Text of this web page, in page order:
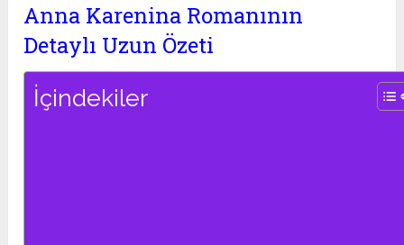
Anna Karenina Romanının
Detaylı Uzun Özeti
İçindekiler